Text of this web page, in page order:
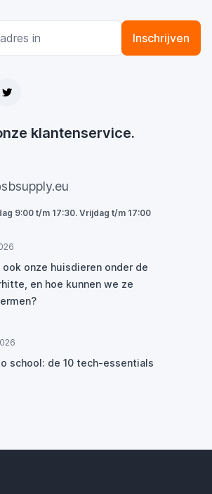
Inschrijven
klantenservice.
9:00 t/m 17:30. Vrijdag t/m 17:00
ook onze huisdieren onder de
en hoe kunnen we ze
school: de 10 tech-essentials